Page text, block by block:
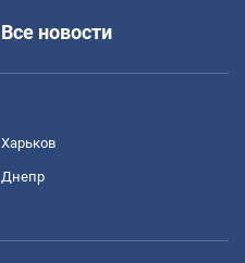
Все новости
Харьков
Днепр